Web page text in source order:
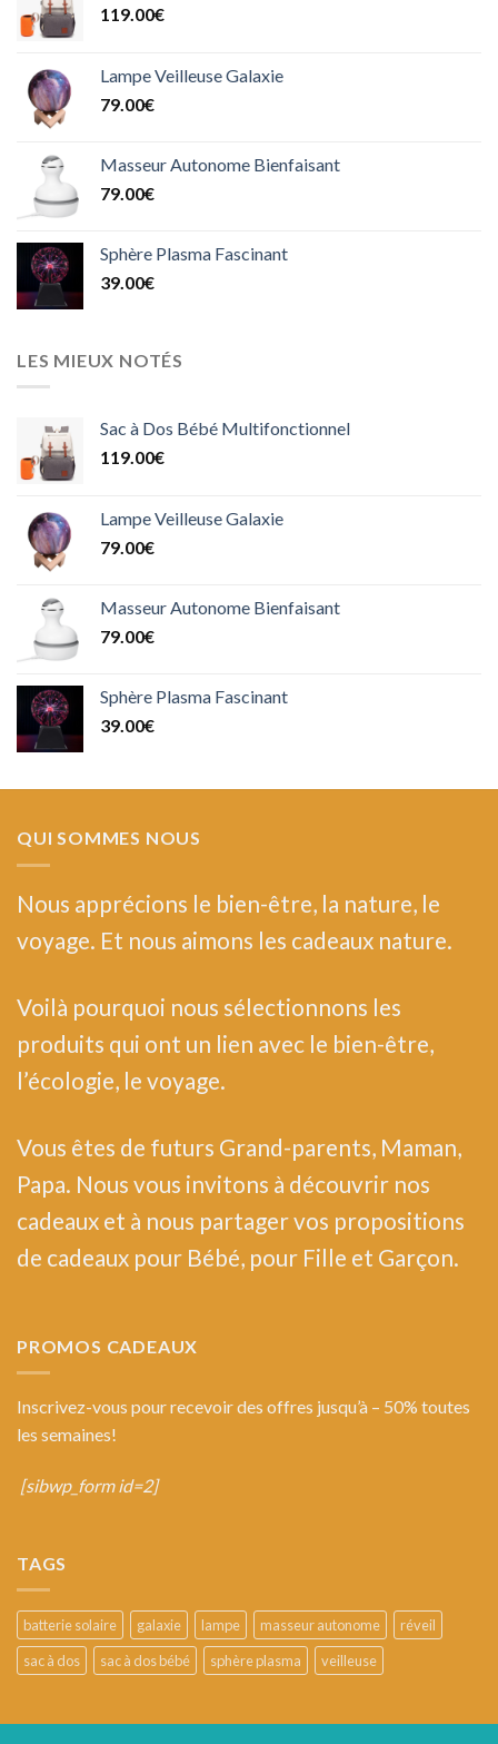
119.00€
Lampe Veilleuse Galaxie
79.00€
Masseur Autonome Bienfaisant
79.00€
Sphère Plasma Fascinant
39.00€
LES MIEUX NOTÉS
Sac à Dos Bébé Multifonctionnel
119.00€
Lampe Veilleuse Galaxie
79.00€
Masseur Autonome Bienfaisant
79.00€
Sphère Plasma Fascinant
39.00€
QUI SOMMES NOUS
Nous apprécions le bien-être, la nature, le
voyage. Et nous aimons les cadeaux nature.
Voilà pourquoi nous sélectionnons les
produits qui ont un lien avec le bien-être,
l’écologie, le voyage.
Vous êtes de futurs Grand-parents, Maman,
Papa. Nous vous invitons à découvrir nos
cadeaux et à nous partager vos propositions
de cadeaux pour Bébé, pour Fille et Garçon.
PROMOS CADEAUX
Inscrivez-vous pour recevoir des offres jusqu’à – 50% toutes
les semaines!
[sibwp_form id=2]
TAGS
batterie solaire galaxie lampe masseur autonome
réveil
sac à dos
sac à dos bébé sphère plasma veilleuse